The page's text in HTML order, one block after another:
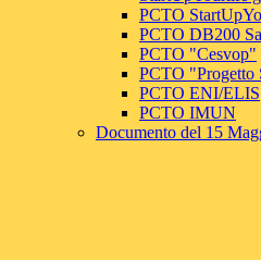
PCTO
PCTO DB200
PCTO "Cesvop"
PCTO "Progetto
PCTO ENI/ELIS
PCTO IMUN
Documento del 15